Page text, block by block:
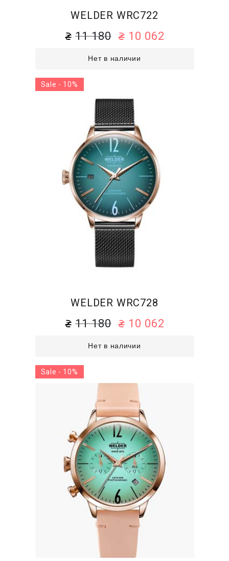
WELDER WRC722
11 180 10 062
Нет в наличии
WELDER WRC728
11 180 10 062
Нет в наличии
Sale - 10%
Sale - 10%